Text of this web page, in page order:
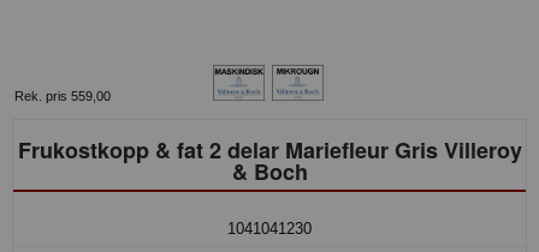
Rek. pris 559,00
Frukostkopp & fat 2 delar Mariefleur Gris Villeroy
& Boch
1041041230